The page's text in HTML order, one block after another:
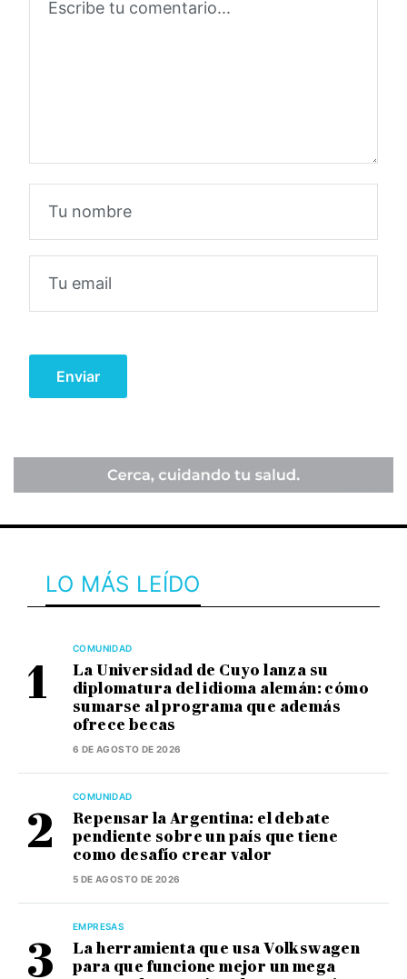
LO MÁS LEÍDO
COMUNIDAD
La Universidad de Cuyo lanza su
diplomatura del idioma alemán: cómo
sumarse al programa que además
ofrece becas
6 DE AGOSTO DE 2026
COMUNIDAD
Repensar la Argentina: el debate
pendiente sobre un país que tiene
como desafío crear valor
5 DE AGOSTO DE 2026
EMPRESAS
La herramienta que usa Volkswagen
para que funcione mejor un mega